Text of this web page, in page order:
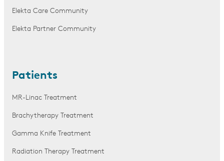
Elekta Care Community
Elekta Partner Community
Patients
MR-Linac Treatment
Brachytherapy Treatment
Gamma Knife Treatment
Radiation Therapy Treatment